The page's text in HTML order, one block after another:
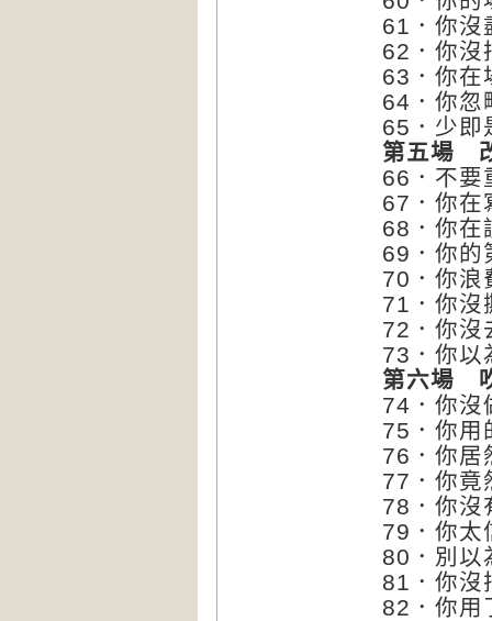
61．你沒
62．你沒
63．你在
64．你忽
65．少即
第五場
66．不要
67．你在
68．你在
69．你的
70．你
71．你沒
72．你沒
73．你以
第六場
74．你沒
75．你用
76．你居
77．你竟
78．你沒
79．你太
80．別以
81．你沒
82．你用